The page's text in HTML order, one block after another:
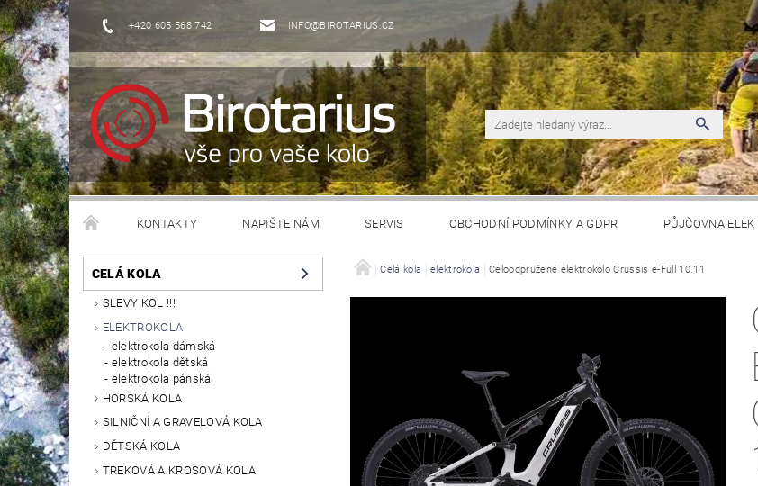
+420 605 568 742 INFO@BIROTARIUS.CZ
KONTAKTY NAPIŠTE NÁM SERVIS OBCHODNÍ PODMÍNKY A GDPR PŮJČOVNA
CELÁ KOLA
SLEVY KOL !!!
ELEKTROKOLA
elektrokola dámská
elektrokola dětská
elektrokola pánská
HORSKÁ KOLA
SILNIČNÍ A GRAVELOVÁ KOLA
DĚTSKÁ KOLA
TREKOVÁ A KROSOVÁ KOLA
Celá kola elektrokola Celoodpružené elektrokolo Crussis e-Full 10.11